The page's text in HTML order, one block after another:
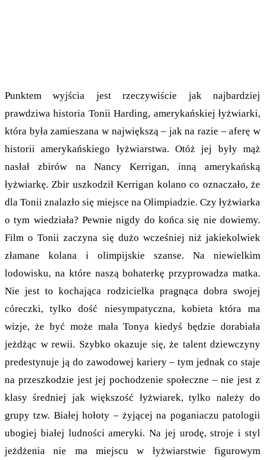
Punktem wyjścia jest rzeczywiście jak najbardziej
prawdziwa historia Tonii Harding, amerykańskiej łyżwiarki,
która była zamieszana w największą – jak na razie – aferę w
historii amerykańskiego łyżwiarstwa. Otóż jej były mąż
nasłał zbirów na Nancy Kerrigan, inną amerykańską
łyżwiarkę. Zbir uszkodził Kerrigan kolano co oznaczało, że
dla Tonii znalazło się miejsce na Olimpiadzie. Czy łyżwiarka
o tym wiedziała? Pewnie nigdy do końca się nie dowiemy.
Film o Tonii zaczyna się dużo wcześniej niż jakiekolwiek
złamane kolana i olimpijskie szanse. Na niewielkim
lodowisku, na które naszą bohaterkę przyprowadza matka.
Nie jest to kochająca rodzicielka pragnąca dobra swojej
córeczki, tylko dość niesympatyczna, kobieta która ma
wizje, że być może mała Tonya kiedyś będzie dorabiała
jeżdżąc w rewii. Szybko okazuje się, że talent dziewczyny
predestynuje ją do zawodowej kariery – tym jednak co staje
na przeszkodzie jest jej pochodzenie społeczne – nie jest z
klasy średniej jak większość łyżwiarek, tylko należy do
grupy tzw. Białej hołoty – żyjącej na poganiaczu patologii
ubogiej białej ludności ameryki. Na jej urodę, stroje i styl
jeżdżenia nie ma miejscu w łyżwiarstwie figurowym